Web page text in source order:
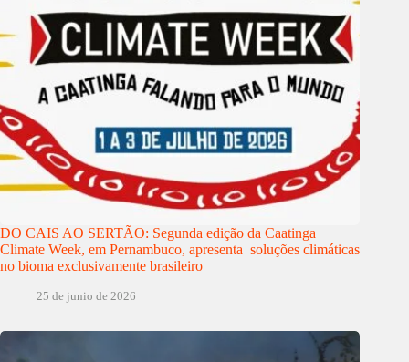
DO CAIS AO SERTÃO: Segunda edição da Caatinga
Climate Week, em Pernambuco, apresenta soluções climáticas
no bioma exclusivamente brasileiro
25 de junio de 2026